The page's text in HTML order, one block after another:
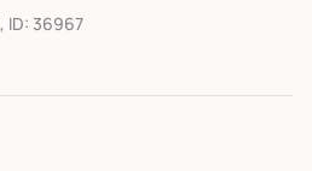
, ID: 36967